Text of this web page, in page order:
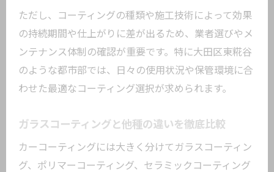
ただし、コーティングの種類や施工技術によって効果
の持続期間や仕上がりに差が出るため、業者選びやメ
ンテナンス体制の確認が重要です。特に大田区東糀谷
のような都市部では、日々の使用状況や保管環境に合
わせた最適なコーティング選択が求められます。
ガラスコーティングと他種の違いを徹底比較
カーコーティングには大きく分けてガラスコーティン
グ、ポリマーコーティング、セラミックコーティング